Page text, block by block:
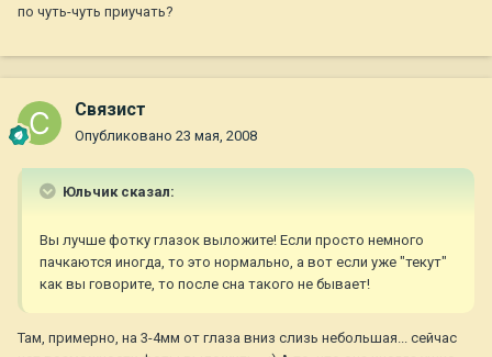
по чуть-чуть приучать?
Связист
Опубликовано 23 мая, 2008
Юльчик сказал:
Вы лучше фотку глазок выложите! Если просто немного
пачкаются иногда, то это нормально, а вот если уже "текут"
как вы говорите, то после сна такого не бывает!
Там, примерно, на 3-4мм от глаза вниз слизь небольшая... сейчас